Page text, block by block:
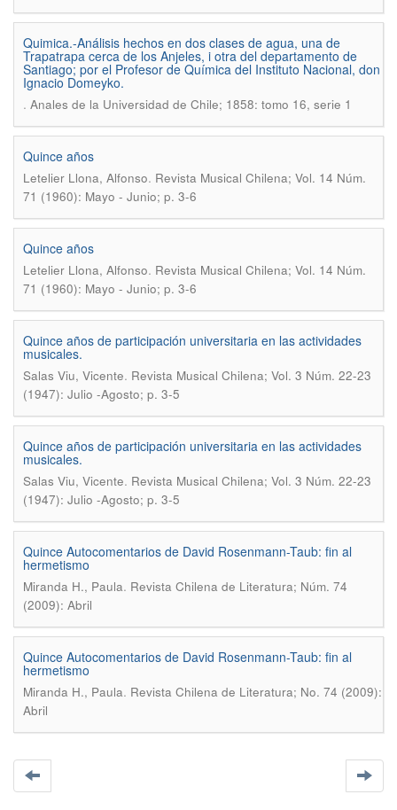
Quimica.-Análisis hechos en dos clases de agua, una de
Trapatrapa cerca de los Anjeles, i otra del departamento de
Santiago; por el Profesor de Química del Instituto Nacional, don
Ignacio Domeyko.
. Anales de la Universidad de Chile; 1858: tomo 16, serie 1
Quince años
Letelier Llona, Alfonso. Revista Musical Chilena; Vol. 14 Núm.
71 (1960): Mayo - Junio; p. 3-6
Quince años
Letelier Llona, Alfonso. Revista Musical Chilena; Vol. 14 Núm.
71 (1960): Mayo - Junio; p. 3-6
Quince años de participación universitaria en las actividades
musicales.
Salas Viu, Vicente. Revista Musical Chilena; Vol. 3 Núm. 22-23
(1947): Julio -Agosto; p. 3-5
Quince años de participación universitaria en las actividades
musicales.
Salas Viu, Vicente. Revista Musical Chilena; Vol. 3 Núm. 22-23
(1947): Julio -Agosto; p. 3-5
Quince Autocomentarios de David Rosenmann-Taub: fin al
hermetismo
Miranda H., Paula. Revista Chilena de Literatura; Núm. 74
(2009): Abril
Quince Autocomentarios de David Rosenmann-Taub: fin al
hermetismo
Miranda H., Paula. Revista Chilena de Literatura; No. 74 (2009):
Abril